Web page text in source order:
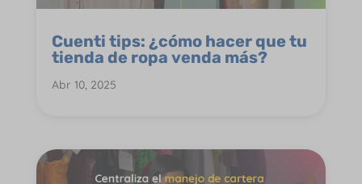
Cuenti tips: ¿cómo hacer que tu
tienda de ropa venda más?
Abr 10, 2025